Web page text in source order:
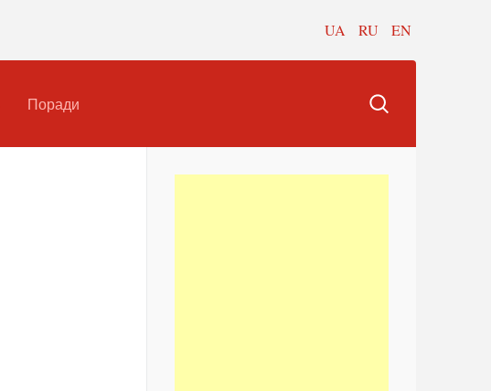
UA RU EN
Поради